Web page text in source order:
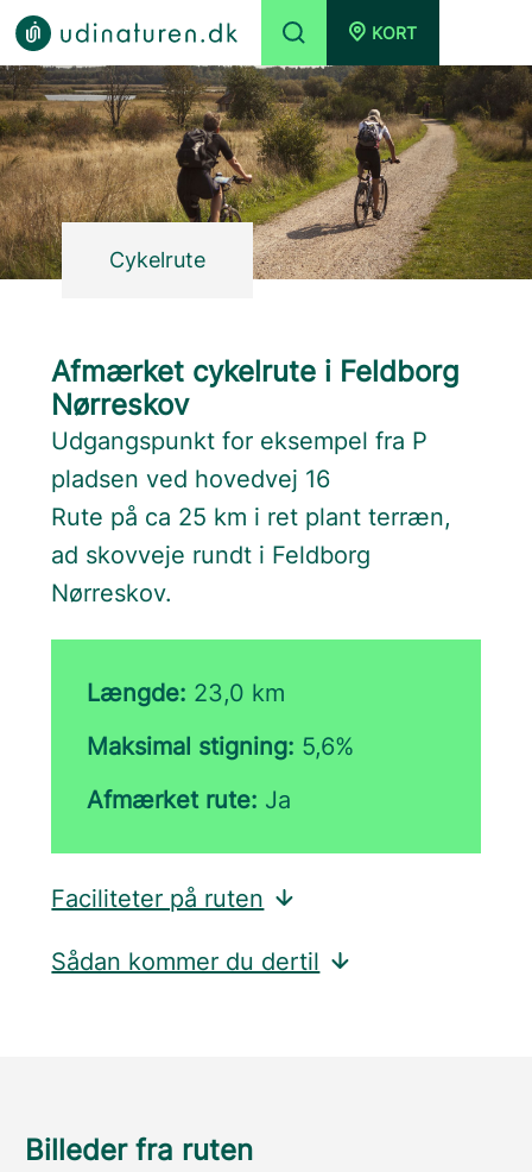
KORT
Cykelrute
Afmærket cykelrute i Feldborg
Nørreskov
Udgangspunkt for eksempel fra P
pladsen ved hovedvej 16
Rute på ca 25 km i ret plant terræn,
ad skovveje rundt i Feldborg
Nørreskov.
Længde: 23,0 km
Maksimal stigning: 5,6%
Afmærket rute: Ja
Faciliteter på ruten
Sådan kommer du dertil
Billeder fra ruten